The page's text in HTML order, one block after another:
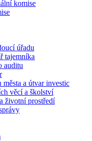
komise
úřadu
tajemníka
auditu
města a útvar investic
věcí a školství
životní prostředí